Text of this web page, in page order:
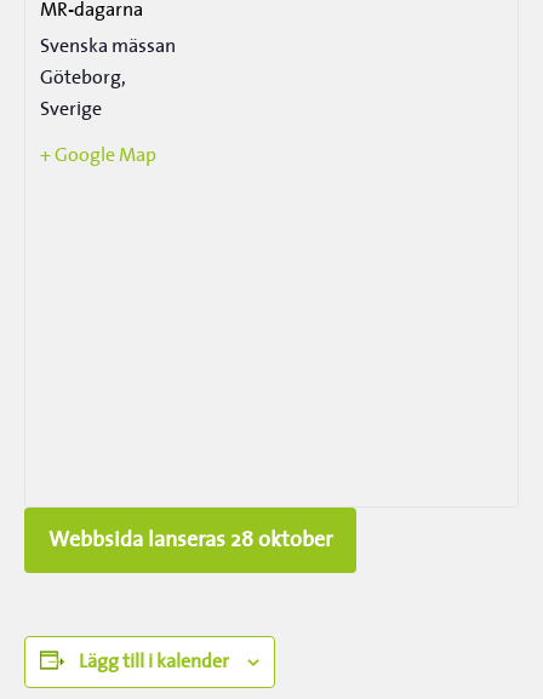
MR-dagarna
Svenska mässan
Göteborg,
Sverige
+ Google Map
Webbsida lanseras 28 oktober
Lägg till i kalender